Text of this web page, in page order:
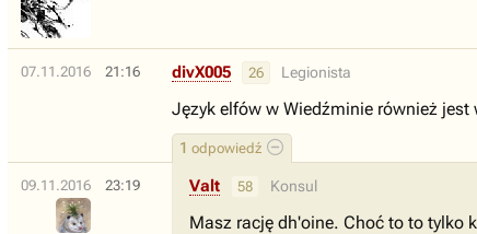
07.11.2016 21:16
1 odpowiedź
divX005 26 Legionista
Język elfów w Wiedźminie również
09.11.2016 23:19 Valt 58 Konsul
Masz rację dh'oine. Choć to to tylko